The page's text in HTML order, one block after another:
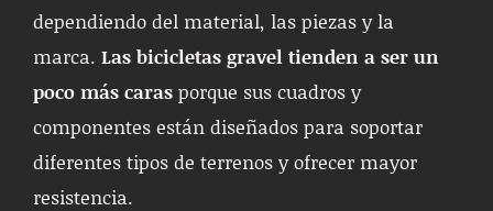
dependiendo del material, las piezas y la
marca. Las bicicletas gravel tienden a ser un
poco más caras porque sus cuadros y
componentes están diseñados para soportar
diferentes tipos de terrenos y ofrecer mayor
resistencia.